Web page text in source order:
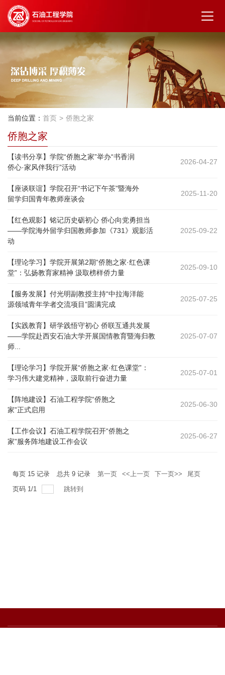
当前位置： 首页 侨胞之家
侨胞之家
【读书分享】学院“侨胞之家”举办“书香润
侨心·家风伴我行”活动
2026-04-27
【座谈联谊】学院召开“书记下午茶”暨海外
留学归国青年教师座谈会
2025-11-20
【红色观影】铭记历史砺初心 侨心向党勇担当
——学院海外留学归国教师参加《731》观影活
动
2025-09-22
【理论学习】学院开展第2期“侨胞之家·红色课
堂”：弘扬教育家精神 汲取榜样侨力量
2025-09-10
【服务发展】付光明副教授主持“中拉海洋能
源领域青年学者交流项目”圆满完成
2025-07-25
【实践教育】研学践悟守初心 侨联互通共发展
——学院赴西安石油大学开展国情教育暨海归教
师...
2025-07-07
【理论学习】学院开展“侨胞之家·红色课堂”：
学习伟大建党精神，汲取前行奋进力量
2025-07-01
【阵地建设】石油工程学院“侨胞之
家”正式启用
2025-06-30
【工作会议】石油工程学院召开“侨胞之
家”服务阵地建设工作会议
2025-06-27
每页 15 记录 总共 9 记录 第一页 <<上一页 下一页>>
尾页
页码 1/1 跳转到